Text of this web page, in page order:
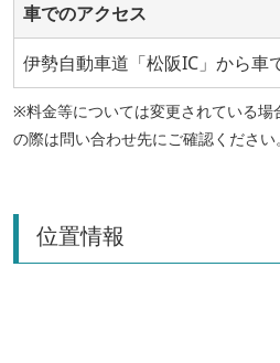
車でのアクセス
伊勢自動車道「松阪IC」から車
※料金等については変更されている場
の際は問い合わせ先にご確認ください。
位置情報